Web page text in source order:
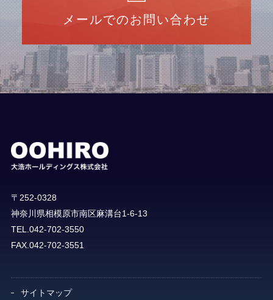
メールでのお問い合わせ
〒252-0328
神奈川県相模原市南区麻溝台1-6-13
TEL.042-702-3550
FAX.042-702-3551
サイトマップ